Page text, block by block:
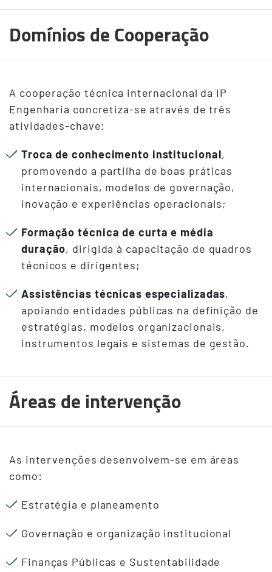
Domínios de Cooperação
A cooperação técnica internacional da IP
Engenharia concretiza-se através de três
atividades-chave:
Troca de conhecimento institucional,
promovendo a partilha de boas práticas
internacionais, modelos de governação,
inovação e experiências operacionais;
Formação técnica de curta e média
duração, dirigida à capacitação de quadros
técnicos e dirigentes;
Assistências técnicas especializadas,
apoiando entidades públicas na definição de
estratégias, modelos organizacionais,
instrumentos legais e sistemas de gestão.
Áreas de intervenção
Terceiro
Conteudo
As intervenções desenvolvem-se em áreas
como:
Estratégia e planeamento
Governação e organização institucional
Finanças Públicas e Sustentabilidade